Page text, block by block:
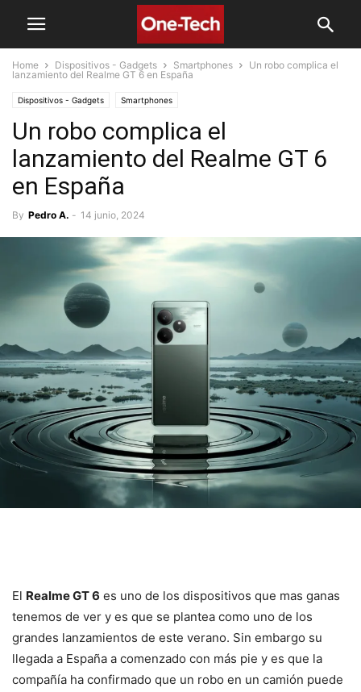
Home Dispositivos - Gadgets Smartphones
Un robo complica el
lanzamiento del Realme GT 6 en España
Dispositivos - Gadgets Smartphones
Un robo complica el
lanzamiento del Realme GT 6
en España
By Pedro A. - 14 junio, 2024
El Realme GT 6 es uno de los dispositivos que mas ganas
tenemos de ver y es que se plantea como uno de los
grandes lanzamientos de este verano. Sin embargo su
llegada a España a comenzado con más pie y es que la
compañía ha confirmado que un robo en un camión puede